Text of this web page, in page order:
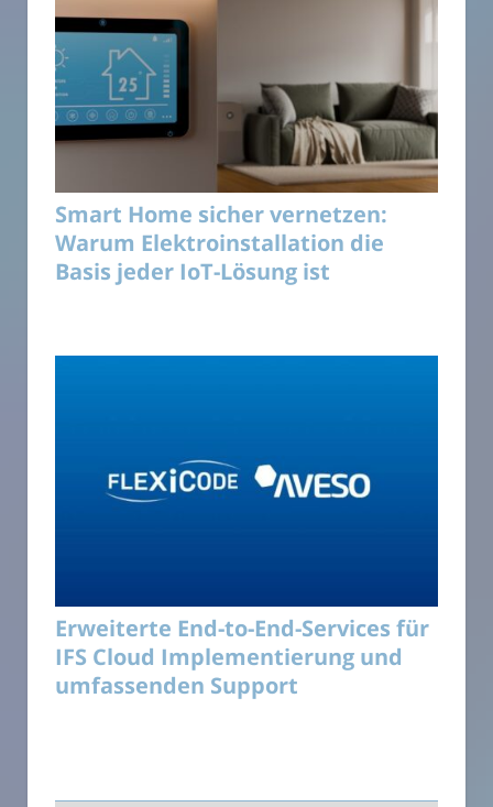
Smart Home sicher vernetzen:
Warum Elektroinstallation die
Basis jeder IoT-Lösung ist
Erweiterte End-to-End-Services für
IFS Cloud Implementierung und
umfassenden Support